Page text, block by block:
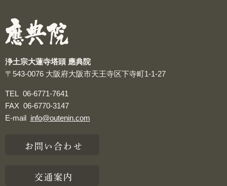
つぶやき
浄土宗大蓮寺塔頭 應典院
〒543-0076 大阪府大阪市天王寺区下寺町1-1-27
TEL 06-6771-7641
FAX 06-6770-3147
E-mail info@outenin.com
お問い合わせ
交通案内